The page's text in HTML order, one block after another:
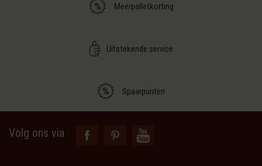
Meerpalletkorting
Uitstekende service
Spaarpunten
Volg ons via